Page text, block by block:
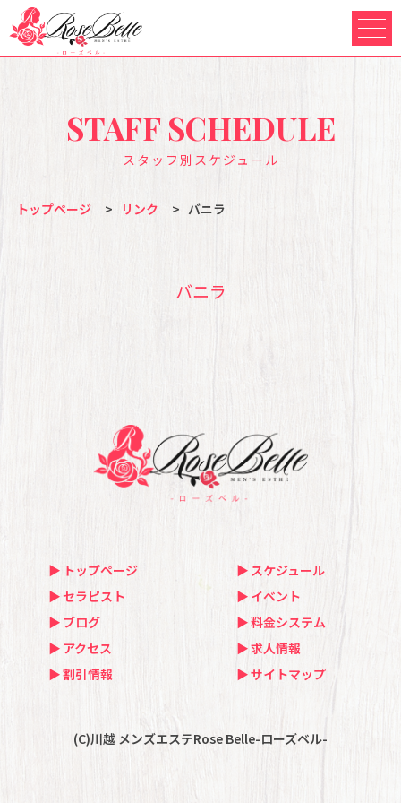
スタッフ別スケジュール
STAFF SCHEDULE
トップページ > リンク > バニラ
バニラ
トップページ
スケジュール
セラピスト
イベント
ブログ
料金システム
アクセス
求人情報
割引情報
サイトマップ
(C)川越 メンズエステRose Belle-ローズベル-